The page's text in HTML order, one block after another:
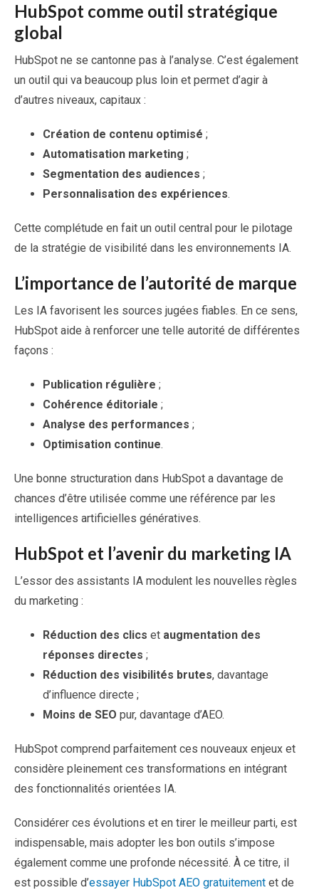
HubSpot comme outil stratégique
global
HubSpot ne se cantonne pas à l’analyse. C’est également
un outil qui va beaucoup plus loin et permet d’agir à
d’autres niveaux, capitaux :
Création de contenu optimisé ;
Automatisation marketing ;
Segmentation des audiences ;
Personnalisation des expériences.
Cette complétude en fait un outil central pour le pilotage
de la stratégie de visibilité dans les environnements IA.
L’importance de l’autorité de marque
Les IA favorisent les sources jugées fiables. En ce sens,
HubSpot aide à renforcer une telle autorité de différentes
façons :
Publication régulière ;
Cohérence éditoriale ;
Analyse des performances ;
Optimisation continue.
Une bonne structuration dans HubSpot a davantage de
chances d’être utilisée comme une référence par les
intelligences artificielles génératives.
HubSpot et l’avenir du marketing IA
L’essor des assistants IA modulent les nouvelles règles
du marketing :
Réduction des clics et augmentation des
réponses directes ;
Réduction des visibilités brutes, davantage
d’influence directe ;
Moins de SEO pur, davantage d’AEO.
HubSpot comprend parfaitement ces nouveaux enjeux et
considère pleinement ces transformations en intégrant
des fonctionnalités orientées IA.
Considérer ces évolutions et en tirer le meilleur parti, est
indispensable, mais adopter les bon outils s’impose
également comme une profonde nécessité. À ce titre, il
est possible d’essayer HubSpot AEO gratuitement et de